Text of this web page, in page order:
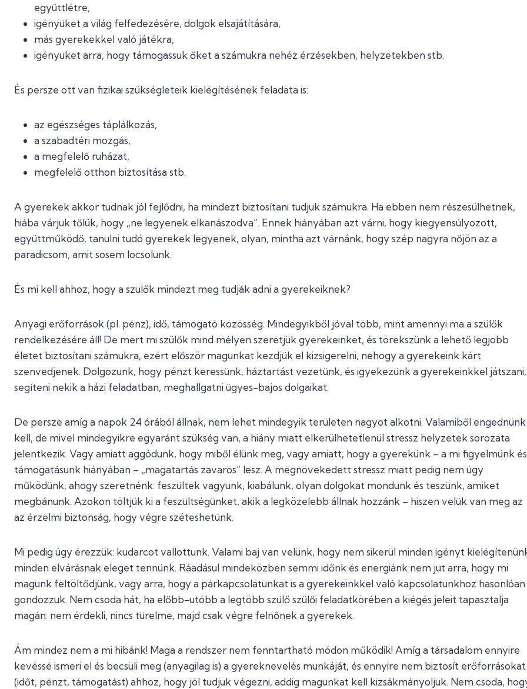
együttlétre,
igényüket a világ felfedezésére, dolgok elsajátítására,
más gyerekekkel való játékra,
igényüket arra, hogy támogassuk őket a számukra nehéz érzésekben, helyzetekben stb.
És persze ott van fizikai szükségleteik kielégítésének feladata is:
az egészséges táplálkozás,
a szabadtéri mozgás,
a megfelelő ruházat,
megfelelő otthon biztosítása stb.
A gyerekek akkor tudnak jól fejlődni, ha mindezt biztosítani tudjuk számukra. Ha ebben nem részesülhetnek,
hiába várjuk tőlük, hogy „ne legyenek elkanászodva”. Ennek hiányában azt várni, hogy kiegyensúlyozott,
együttműködő, tanulni tudó gyerekek legyenek, olyan, mintha azt várnánk, hogy szép nagyra nőjön az a
paradicsom, amit sosem locsolunk.
És mi kell ahhoz, hogy a szülők mindezt meg tudják adni a gyerekeiknek?
Anyagi erőforrások (pl. pénz), idő, támogató közösség. Mindegyikből jóval több, mint amennyi ma a szülők
rendelkezésére áll! De mert mi szülők mind mélyen szeretjük gyerekeinket, és törekszünk a lehető legjobb
életet biztosítani számukra, ezért először magunkat kezdjük el kizsigerelni, nehogy a gyerekeink kárt
szenvedjenek. Dolgozunk, hogy pénzt keressünk, háztartást vezetünk, és igyekezünk a gyerekeinkkel játszani,
segíteni nekik a házi feladatban, meghallgatni ügyes-bajos dolgaikat.
De persze amíg a napok 24 órából állnak, nem lehet mindegyik területen nagyot alkotni. Valamiből engednünk
kell, de mivel mindegyikre egyaránt szükség van, a hiány miatt elkerülhetetlenül stressz helyzetek sorozata
jelentkezik. Vagy amiatt aggódunk, hogy miből élünk meg, vagy amiatt, hogy a gyerekünk – a mi figyelmünk és
támogatásunk hiányában – „magatartás zavaros” lesz. A megnövekedett stressz miatt pedig nem úgy
működünk, ahogy szeretnénk: feszültek vagyunk, kiabálunk, olyan dolgokat mondunk és teszünk, amiket
megbánunk. Azokon töltjük ki a feszültségünket, akik a legközelebb állnak hozzánk – hiszen velük van meg az
az érzelmi biztonság, hogy végre széteshetünk.
Mi pedig úgy érezzük: kudarcot vallottunk. Valami baj van velünk, hogy nem sikerül minden igényt
minden elvárásnak eleget tennünk. Ráadásul mindeközben semmi időnk és energiánk nem jut arra, hogy mi
magunk feltöltődjünk, vagy arra, hogy a párkapcsolatunkat is a gyerekeinkkel való kapcsolatunkhoz hasonlóan
gondozzuk. Nem csoda hát, ha előbb-utóbb a legtöbb szülő szülői feladatkörében a kiégés jeleit tapasztalja
magán: nem érdekli, nincs türelme, majd csak végre felnőnek a gyerekek.
Ám mindez nem a mi hibánk! Maga a rendszer nem fenntartható módon működik! Amíg a társadalom ennyire
kevéssé ismeri el és becsüli meg (anyagilag is) a gyereknevelés munkáját, és ennyire nem biztosít erőforrásokat
(időt, pénzt, támogatást) ahhoz, hogy jól tudjuk végezni, addig magunkat kell kizsákmányoljuk. Nem csoda,